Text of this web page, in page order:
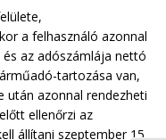
a felhasználó azonnal
az adószámlája nettó
tartozása van,
után azonnal rendezheti
ellenőrzi az
állítani szeptember 15.